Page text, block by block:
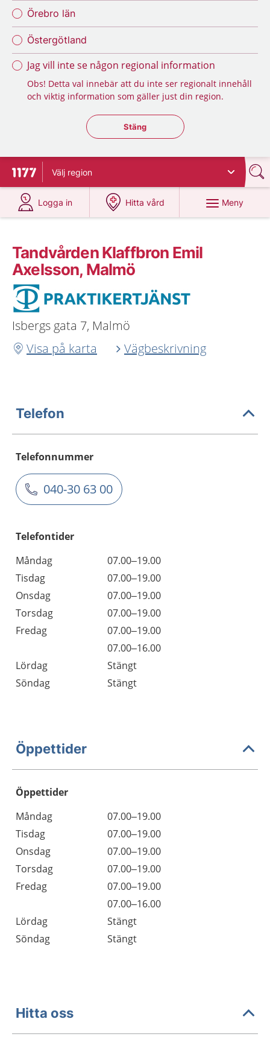
Örebro län
Östergötland
Jag vill inte se någon regional information
Obs! Detta val innebär att du inte ser regionalt innehåll
och viktig information som gäller just din region.
Stäng regionsväljaren
Stäng
Till startsidan för 1177
Välj region
Logga in
på 1177.se
Hitta vård
på 1177.se
Meny
Tandvården Klaffbron Emil
Axelsson, Malmö
Isbergs gata 7, Malmö
Visa på karta
Vägbeskrivning
Telefon
Telefonnummer
040-30 63 00
Telefontider
Måndag
07.00–19.00
Tisdag
07.00–19.00
Onsdag
07.00–19.00
Torsdag
07.00–19.00
Fredag
07.00–19.00
07.00–16.00
Lördag
Stängt
Söndag
Stängt
Öppettider
Öppettider
Dag
Öppettider
Kommentarer
Måndag
07.00–19.00
Tisdag
07.00–19.00
Onsdag
07.00–19.00
Torsdag
07.00–19.00
Fredag
07.00–19.00
07.00–16.00
Lördag
Stängt
Söndag
Stängt
Hitta oss